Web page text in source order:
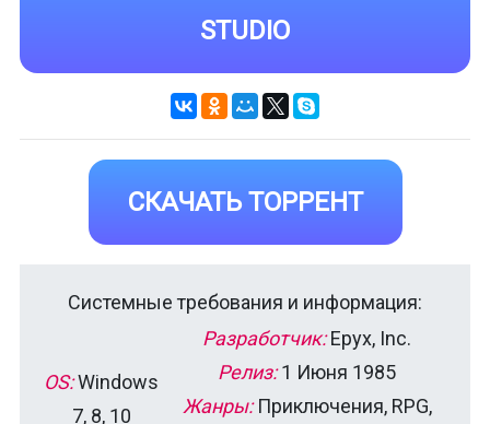
STUDIO
СКАЧАТЬ ТОРРЕНТ
Системные требования и информация:
OS:Windows
7, 8, 10
Разработчик:Epyx, Inc.
Релиз:1 Июня 1985
Жанры:Приключения, RPG,